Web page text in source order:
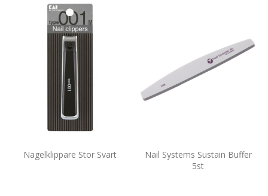
Nagelklippare Stor Svart
Nail Systems Sustain Buffer
5st